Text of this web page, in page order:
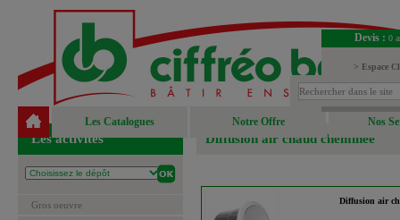
Devis : 0
> Espace
> Espace
Les Catalogues Notre Offre Nos
Les activités
Gros oeuvre
Diffusion air chaud cheminée
Diffusion air